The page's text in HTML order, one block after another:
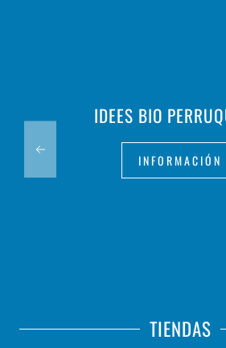
IDEES BIO
INFORMACIÓN
TIENDAS